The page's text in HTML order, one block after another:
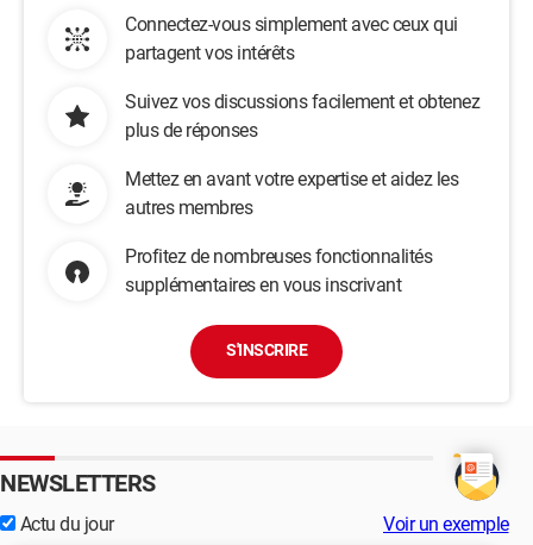
Connectez-vous simplement avec ceux qui
partagent vos intérêts
Suivez vos discussions facilement et obtenez
plus de réponses
Mettez en avant votre expertise et aidez les
autres membres
Profitez de nombreuses fonctionnalités
supplémentaires en vous inscrivant
S'INSCRIRE
NEWSLETTERS
Actu du jour Voir un exemple